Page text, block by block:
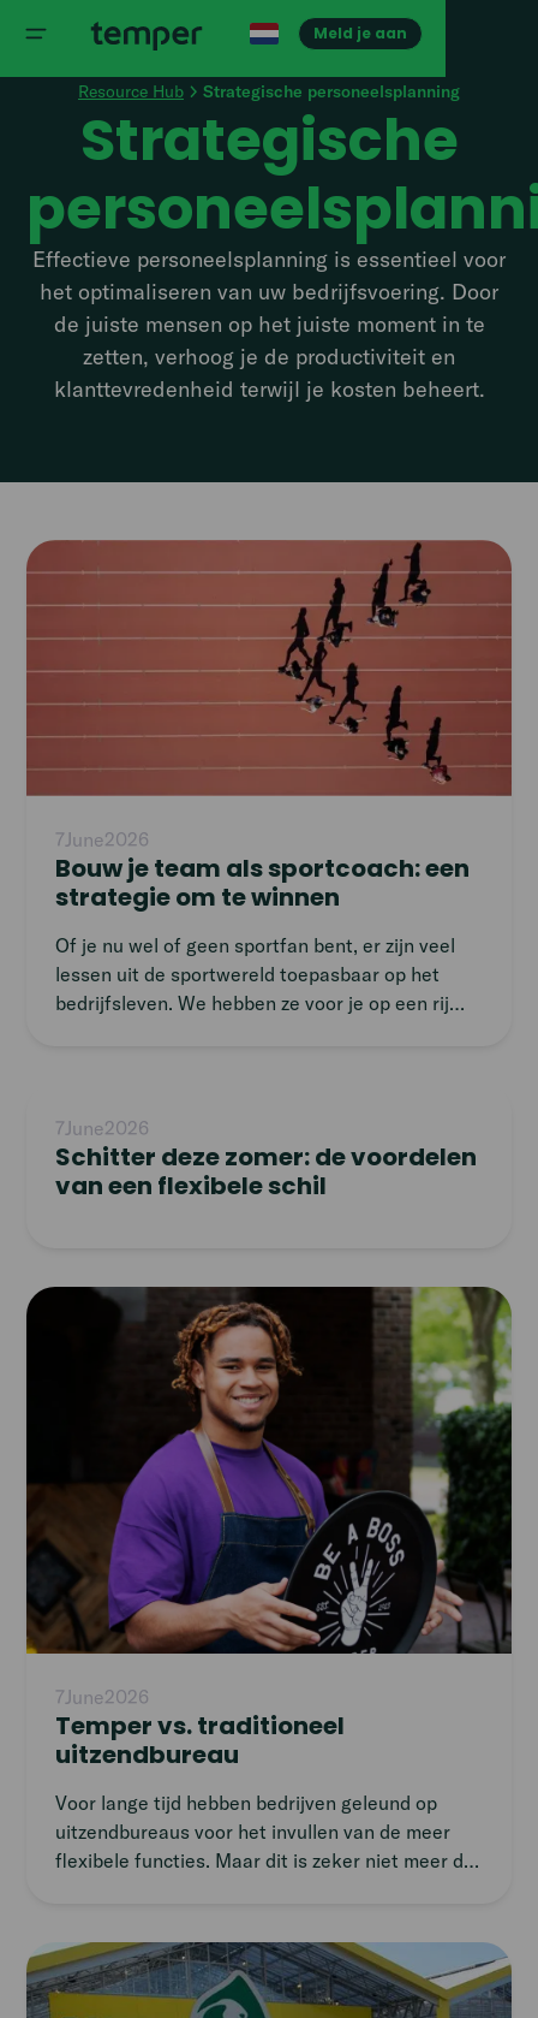
Meld je aan
Resource Hub Strategische personeelsplanning
Strategische
Effectieve personeelsplanning is essentieel voor
het optimaliseren van uw bedrijfsvoering. Door
de juiste mensen op het juiste moment in te
zetten, verhoog je de productiviteit en
klanttevredenheid terwijl je kosten beheert.
7June2026
Bouw je team als sportcoach: een
strategie om te winnen
Of je nu wel of geen sportfan bent, er zijn veel
lessen uit de sportwereld toepasbaar op het
bedrijfsleven. We hebben ze voor je op een rij
Read
7June2026
Schitter deze zomer: de voordelen
van een flexibele schil
article
7June2026
Temper vs. traditioneel
uitzendbureau
Voor lange tijd hebben bedrijven geleund op
uitzendbureaus voor het invullen van de meer
flexibele functies. Maar dit is zeker niet meer de
werk zorgen voor een alternatief in de
samenwerking tussen bedrijven en flexibele
werkers. Maar wat onderscheidt deze online
Read
Read
article